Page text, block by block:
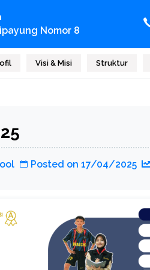
Nomor 8
Visi & Misi Struktur
Posted on 17/04/2025